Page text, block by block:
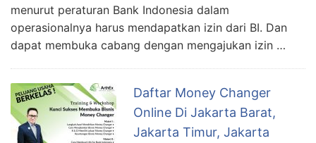
menurut peraturan Bank Indonesia dalam
operasionalnya harus mendapatkan izin dari BI. Dan
dapat membuka cabang dengan mengajukan izin …
Daftar Money Changer
Online Di Jakarta Barat,
Jakarta Timur, Jakarta